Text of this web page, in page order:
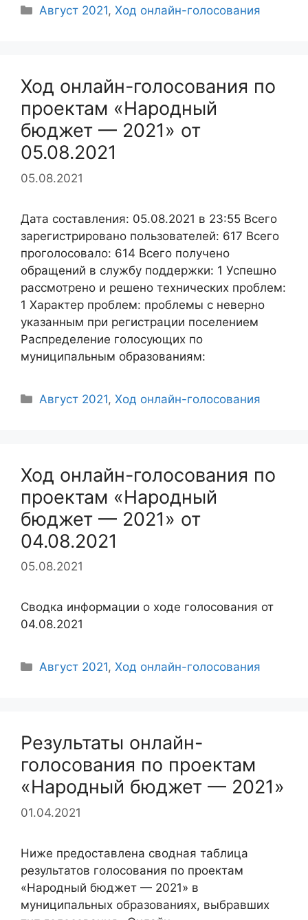
Рубрики
Август 2021,Ход онлайн-голосования
Ход онлайн-голосования по
проектам «Народный
бюджет — 2021» от
05.08.2021
05.08.2021
Дата составления: 05.08.2021 в 23:55 Всего
зарегистрировано пользователей: 617 Всего
проголосовало: 614 Всего получено
обращений в службу поддержки: 1 Успешно
рассмотрено и решено технических проблем:
1 Характер проблем: проблемы с неверно
указанным при регистрации поселением
Распределение голосующих по
муниципальным образованиям:
Рубрики
Август 2021,Ход онлайн-голосования
Ход онлайн-голосования по
проектам «Народный
бюджет — 2021» от
04.08.2021
05.08.2021
Сводка информации о ходе голосования от
04.08.2021
Рубрики
Август 2021,Ход онлайн-голосования
Результаты онлайн-
голосования по проектам
«Народный бюджет — 2021»
01.04.2021
Ниже предоставлена сводная таблица
результатов голосования по проектам
«Народный бюджет — 2021» в
муниципальных образованиях, выбравших